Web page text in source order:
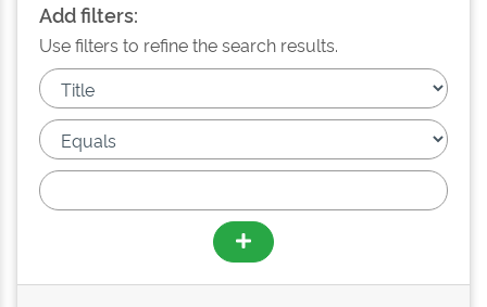
Add filters:
Use filters to refine the search results.